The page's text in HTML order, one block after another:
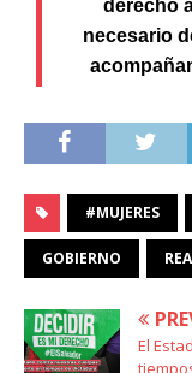
derecho
necesario
#MUJERES
GOBIERNO
El